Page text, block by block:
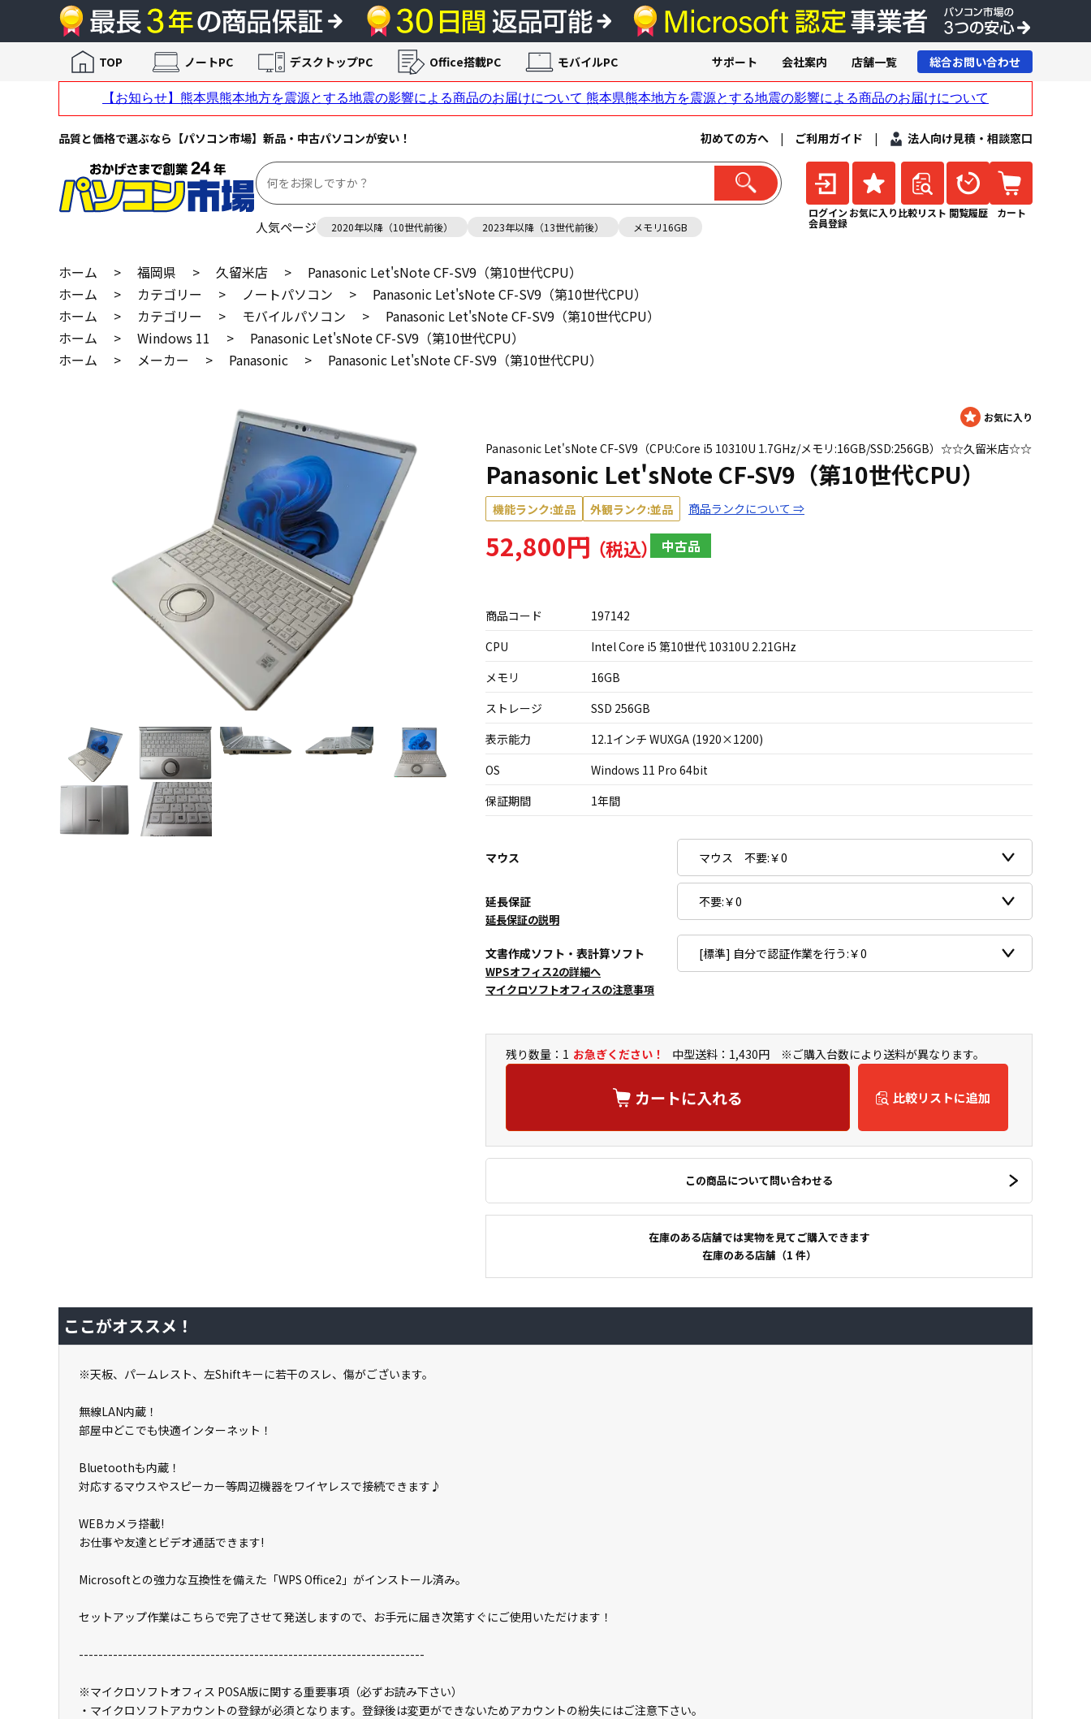
品質と価格で選ぶなら【パソコン市場】新品・中古パソコンが安い！ 初めての方へ | ご利用ガイド | 法人向け見積・相談窓口
人気ページ 2020年以降（10世代前後） 2023年以降（13世代前後） メモリ16GB
ログイン
会員登録
お気に入り 比較リスト 閲覧履歴 カート
TOP ノートPC デスクトップPC Office搭載PC モバイルPC サポート 会社案内 店舗一覧 総合お問い合わせ
ホーム > 福岡県 > 久留米店 >
Panasonic Let'sNote CF-SV9（第10世代CPU）
ホーム
> カテゴリー > ノートパソコン >
Panasonic Let'sNote CF-SV9（第10世代CPU）
ホーム
> カテゴリー > モバイルパソコン >
Panasonic Let'sNote CF-SV9（第10世代CPU）
ホーム
> Windows 11 >
Panasonic Let'sNote CF-SV9（第10世代CPU）
ホーム
> メーカー > Panasonic > Panasonic Let'sNote CF-SV9（第10世代CPU）
Panasonic Let'sNote CF-SV9（CPU:Core i5 10310U 1.7GHz/メモリ:16GB/SSD:256GB）☆☆久留米店☆☆
Panasonic Let'sNote CF-SV9（第10世代CPU）
機能ランク:並品 外観ランク:並品 商品ランクについて ⇒
52,800円 中古品
商品コード
197142
CPU
Intel Core i5 第10世代 10310U 2.21GHz
メモリ
16GB
ストレージ
SSD 256GB
表示能力
12.1インチ WUXGA (1920×1200)
OS
Windows 11 Pro 64bit
保証期間
1年間
マウス
延長保証
延長保証の説明
文書作成ソフト・表計算ソフト
WPSオフィス2の詳細へ
マイクロソフトオフィスの注意事項
残り数量：1 お急ぎください！ 中型送料：1,430円 ※ご購入台数により送料が異なります。
カートに入れる 比較リストに追加
この商品について問い合わせる
在庫のある店舗では実物を見てご購入できます
在庫のある店舗（1 件）
ここがオススメ！
※天板、パームレスト、左Shiftキーに若干のスレ、傷がございます。
無線LAN内蔵！
部屋中どこでも快適インターネット！
Bluetoothも内蔵！
対応するマウスやスピーカー等周辺機器をワイヤレスで接続できます♪
WEBカメラ搭載!
お仕事や友達とビデオ通話できます!
Microsoftとの強力な互換性を備えた「WPS Office2」がインストール済み。
セットアップ作業はこちらで完了させて発送しますので、お手元に届き次第すぐにご使用いただけます！
-----------------------------------------------------------------------
※マイクロソフトオフィス POSA版に関する重要事項（必ずお読み下さい）
・マイクロソフトアカウントの登録が必須となります。登録後は変更ができないためアカウントの紛失にはご注意下さい。